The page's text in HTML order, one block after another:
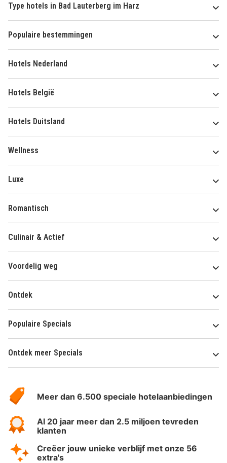
Type hotels in Bad Lauterberg im Harz
Populaire bestemmingen
Hotels Nederland
Hotels België
Hotels Duitsland
Wellness
Luxe
Romantisch
Culinair & Actief
Voordelig weg
Ontdek
Populaire Specials
Ontdek meer Specials
HotelSpecials
Meer dan 6.500 speciale hotelaanbiedingen
Al 20 jaar meer dan 2.5 miljoen tevreden
klanten
Creëer jouw unieke verblijf met onze 56
extra's